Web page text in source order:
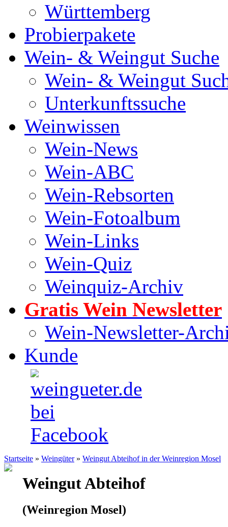
Württemberg
Probierpakete
Wein- & Weingut Suche
Wein- & Weingut
Unterkunftssuche
Weinwissen
Wein-News
Wein-ABC
Wein-Rebsorten
Wein-Fotoalbum
Wein-Links
Wein-Quiz
Weinquiz-Archiv
Gratis Wein Newsletter
Wein-Newsletter-
Kunde
Startseite » Weingüter » Weingut Abteihof in der Weinregion Mosel
Weingut Abteihof
(Weinregion Mosel)